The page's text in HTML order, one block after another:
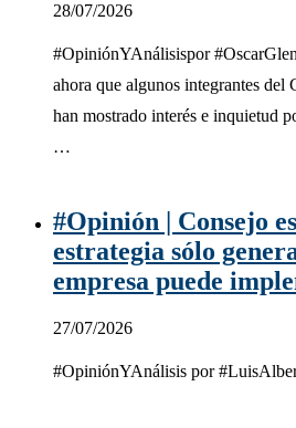
28/07/2026
#OpiniónYAnálisispor
ahora que algunos integrantes del
han mostrado interés e inquietud
…
#Opinión | Consejo
estrategia sólo
empresa puede
27/07/2026
#OpiniónYAnálisis por